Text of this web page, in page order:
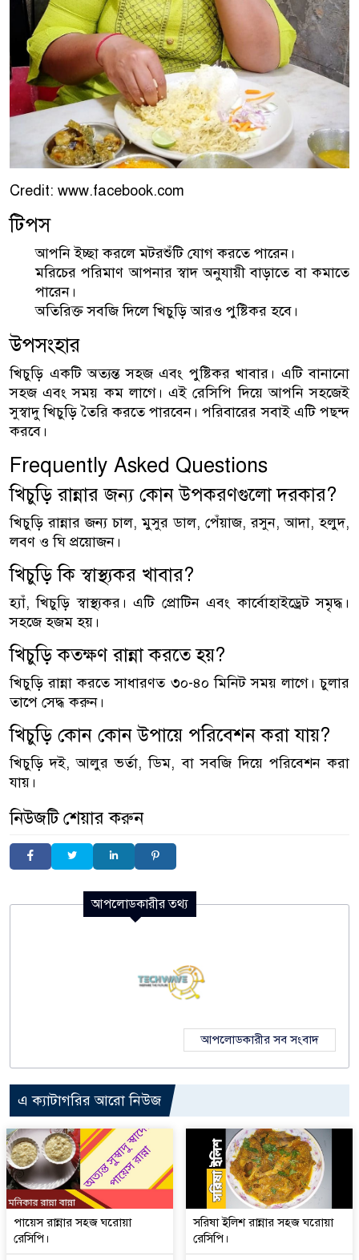
Credit: www.facebook.com
টিপস
আপনি ইচ্ছা করলে মটরশুঁটি যোগ করতে পারেন।
মরিচের পরিমাণ আপনার স্বাদ অনুযায়ী বাড়াতে বা কমাতে
পারেন।
অতিরিক্ত সবজি দিলে খিচুড়ি আরও পুষ্টিকর হবে।
উপসংহার
খিচুড়ি একটি অত্যন্ত সহজ এবং পুষ্টিকর খাবার। এটি বানানো
সহজ এবং সময় কম লাগে। এই রেসিপি দিয়ে আপনি সহজেই
সুস্বাদু খিচুড়ি তৈরি করতে পারবেন। পরিবারের সবাই এটি পছন্দ
করবে।
Frequently Asked Questions
খিচুড়ি রান্নার জন্য কোন উপকরণগুলো দরকার?
খিচুড়ি রান্নার জন্য চাল, মুসুর ডাল, পেঁয়াজ, রসুন, আদা, হলুদ,
লবণ ও ঘি প্রয়োজন।
খিচুড়ি কি স্বাস্থ্যকর খাবার?
হ্যাঁ, খিচুড়ি স্বাস্থ্যকর। এটি প্রোটিন এবং কার্বোহাইড্রেট সমৃদ্ধ।
সহজে হজম হয়।
খিচুড়ি কতক্ষণ রান্না করতে হয়?
খিচুড়ি রান্না করতে সাধারণত ৩০-৪০ মিনিট সময় লাগে। চুলার
তাপে সেদ্ধ করুন।
খিচুড়ি কোন কোন উপায়ে পরিবেশন করা যায়?
খিচুড়ি দই, আলুর ভর্তা, ডিম, বা সবজি দিয়ে পরিবেশন করা
যায়।
নিউজটি শেয়ার করুন
আপলোডকারীর তথ্য
আপলোডকারীর সব সংবাদ
এ ক্যাটাগরির আরো নিউজ
পায়েস রান্নার সহজ ঘরোয়া
রেসিপি।
সরিষা ইলিশ রান্নার সহজ ঘরোয়া
রেসিপি।